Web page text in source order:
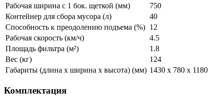
Рабочая ширина с 1 бок. щеткой (мм)
750
Контейнер для сбора мусора (л)
40
Способность к преодолению подъема (%) 12
Рабочая скорость (км/ч)
4.5
Площадь фильтра (м²)
1.8
Вес (кг)
124
Габариты (длина х ширина х высота) (мм) 1430 x 780 x 1180
Комплектация